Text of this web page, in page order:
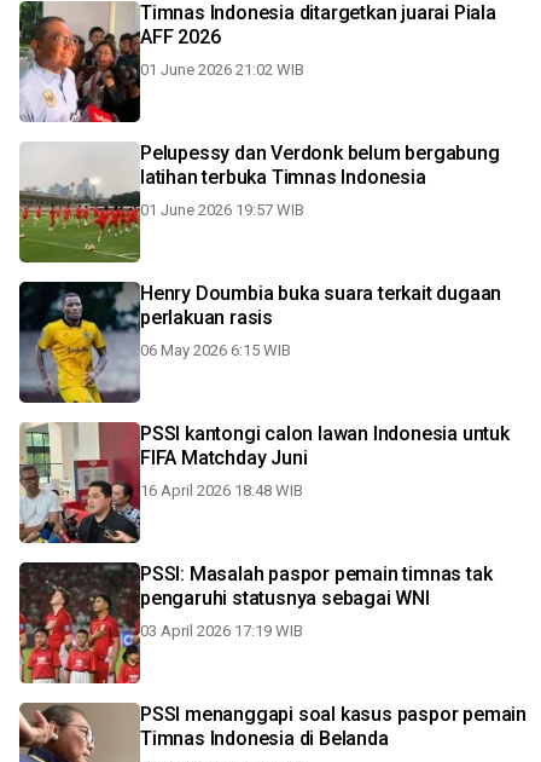
Timnas Indonesia ditargetkan juarai Piala
AFF 2026
01 June 2026 21:02 WIB
Pelupessy dan Verdonk belum bergabung
latihan terbuka Timnas Indonesia
01 June 2026 19:57 WIB
Henry Doumbia buka suara terkait dugaan
perlakuan rasis
06 May 2026 6:15 WIB
PSSI kantongi calon lawan Indonesia untuk
FIFA Matchday Juni
16 April 2026 18:48 WIB
PSSI: Masalah paspor pemain timnas tak
pengaruhi statusnya sebagai WNI
03 April 2026 17:19 WIB
PSSI menanggapi soal kasus paspor pemain
Timnas Indonesia di Belanda